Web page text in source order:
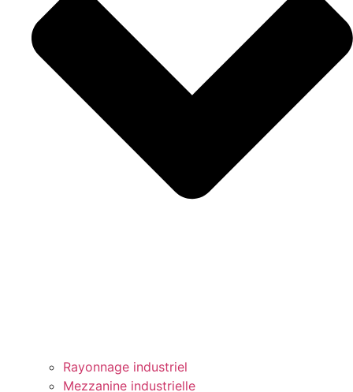
Rayonnage industriel
Mezzanine industrielle